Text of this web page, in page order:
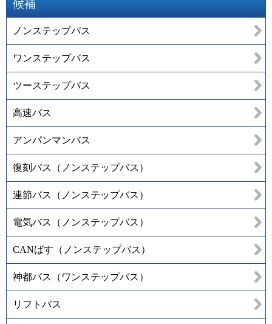
候補
ノンステップバス
ワンステップバス
ツーステップバス
高速バス
アンパンマンバス
復刻バス（ノンステップバス）
連節バス（ノンステップバス）
電気バス（ノンステップバス）
CANばす（ノンステップバス）
神都バス（ワンステップバス）
リフトバス